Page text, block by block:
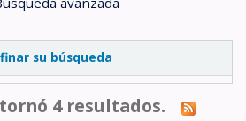
su búsqueda
4 resultados.